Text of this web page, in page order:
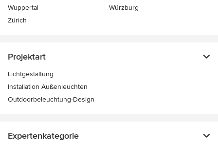
Wuppertal
Würzburg
Zürich
Projektart
Lichtgestaltung
Installation Außenleuchten
Outdoorbeleuchtung-Design
Expertenkategorie